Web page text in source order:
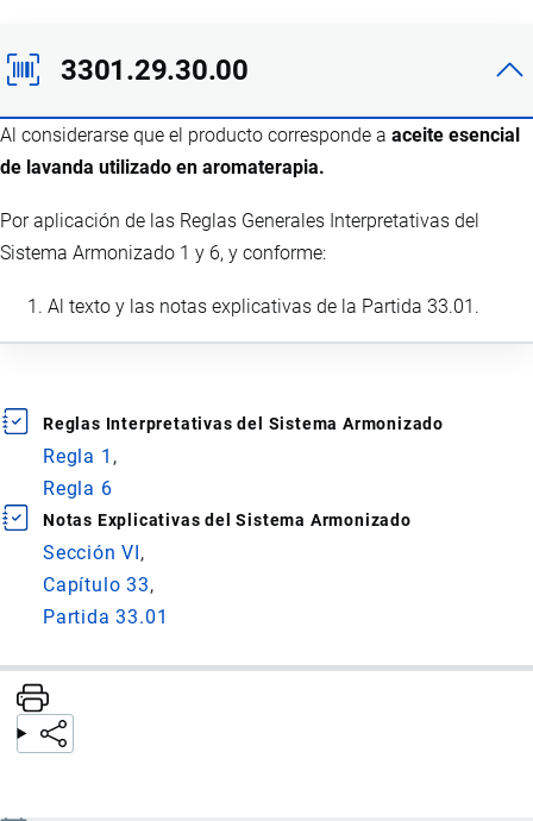
3301.29.30.00
Al considerarse que el producto corresponde a aceite esencial
de lavanda utilizado en aromaterapia.
Por aplicación de las Reglas Generales Interpretativas del
Sistema Armonizado 1 y 6, y conforme:
Al texto y las notas explicativas de la Partida 33.01.
Reglas Interpretativas del Sistema Armonizado
Regla 1
Regla 6
Notas Explicativas del Sistema Armonizado
Sección VI
Capítulo 33
Partida 33.01